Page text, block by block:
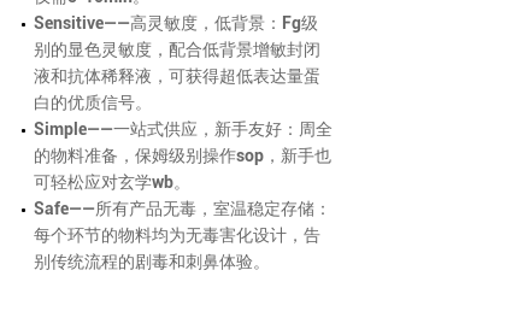
Sensitive——高灵敏度，低背景：Fg级
别的显色灵敏度，配合低背景增敏封闭
液和抗体稀释液，可获得超低表达量蛋
白的优质信号。
Simple——一站式供应，新手友好：周全
的物料准备，保姆级别操作sop，新手也
可轻松应对玄学wb。
Safe——所有产品无毒，室温稳定存储：
每个环节的物料均为无毒害化设计，告
别传统流程的剧毒和刺鼻体验。